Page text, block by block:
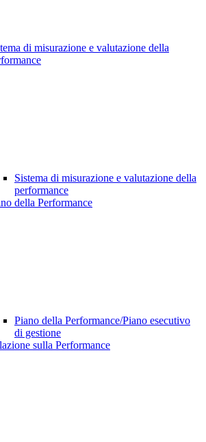
di misurazione e valutazione della
Sistema di misurazione e valutazione della
performance
della Performance
Piano della Performance/Piano esecutivo
di gestione
sulla Performance